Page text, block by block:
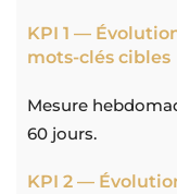
KPI 1 —
mots-clés cibles
Mesure
60 jours.
KPI 2 —